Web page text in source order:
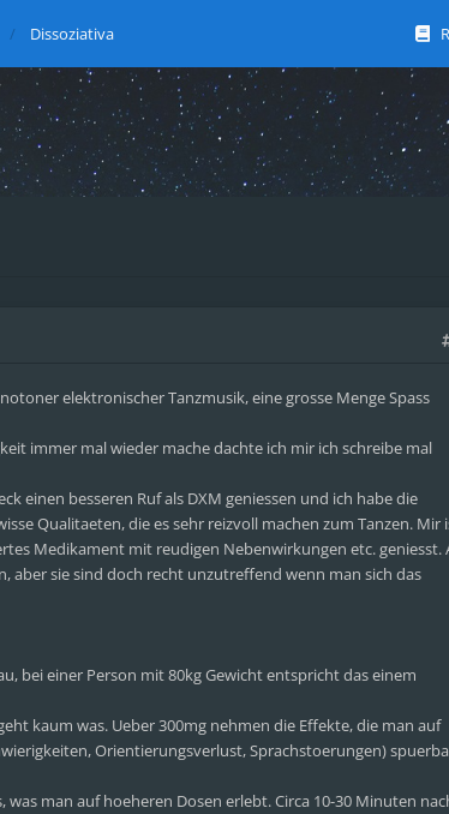
Dissoziativa
elektronischer Tanzmusik, eine grosse Menge Spass
immer mal wieder mache dachte ich mir ich schreibe mal
einen besseren Ruf als DXM geniessen und ich habe die
Qualitaeten, die es sehr reizvoll machen zum Tanzen. Mir
Medikament mit reudigen Nebenwirkungen etc. geniesst.
aber sie sind doch recht unzutreffend wenn man sich das
bei einer Person mit 80kg Gewicht entspricht das einem
kaum was. Ueber 300mg nehmen die Effekte, die man auf
Orientierungsverlust, Sprachstoerungen)
man auf hoeheren Dosen erlebt. Circa 10-30 Minuten